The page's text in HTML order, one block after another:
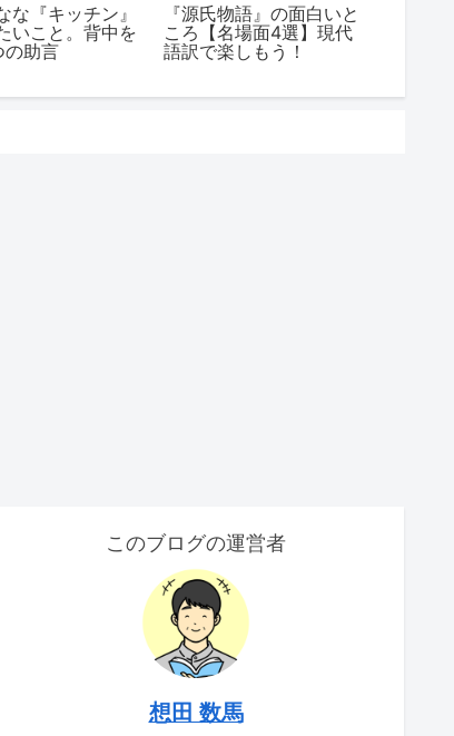
な『キッチン』
いこと。背中を
の助言
『源氏物語』の面白いと
ころ【名場面4選】現代
語訳で楽しもう！
このブログの運営者
想田 数馬